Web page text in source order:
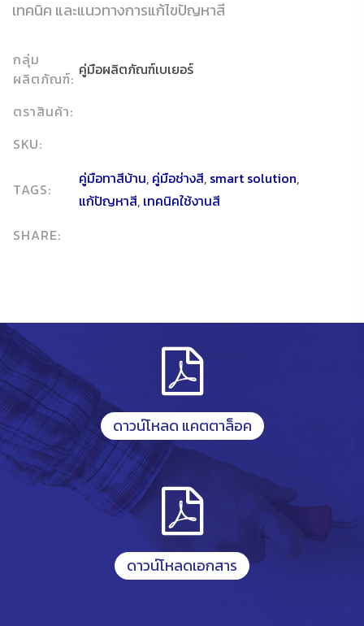
เทคนิค และแนวทางการแก้ไขปัญหาสี
กลุ่ม
ผลิตภัณฑ์: คู่มือผลิตภัณฑ์เบเยอร์
ตราสินค้า:
SKU:
TAGS:
คู่มือทาสีบ้าน, คู่มือช่างสี, smart solution,
แก้ปัญหาสี, เทคนิคใช้งานสี
SHARE:
ดาวน์โหลด แคตตาล็อค
ดาวน์โหลดเอกสาร